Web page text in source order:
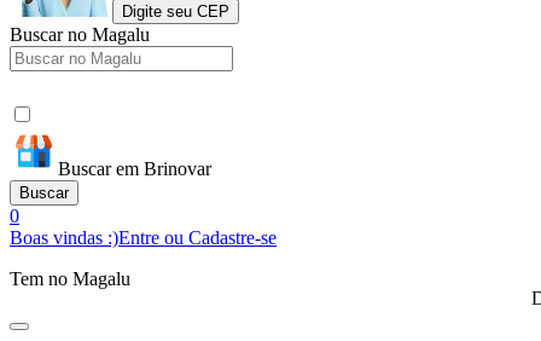
Digite seu CEP
Buscar no Magalu
Buscar em Brinovar
Buscar
0
Boas vindas :)Entre ou Cadastre-se
Tem no Magalu